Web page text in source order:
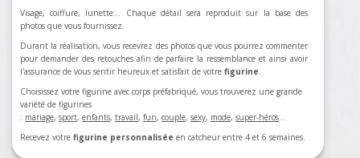
Visage, coiffure, lunette... Chaque détail sera reproduit sur la base des
photos que vous fournissez.
Durant la réalisation, vous recevrez des photos que vous pourrez commenter
pour demander des retouches afin de parfaire la ressemblance et ainsi avoir
l'assurance de vous sentir heureux et satisfait de votre figurine.
Choisissez votre figurine avec corps préfabriqué, vous trouverez une grande
variété de figurines
: mariage, sport, enfants, travail, fun, couple, sexy, mode, super-héros…
Recevez votre figurine personnalisée en catcheur entre 4 et 6 semaines.